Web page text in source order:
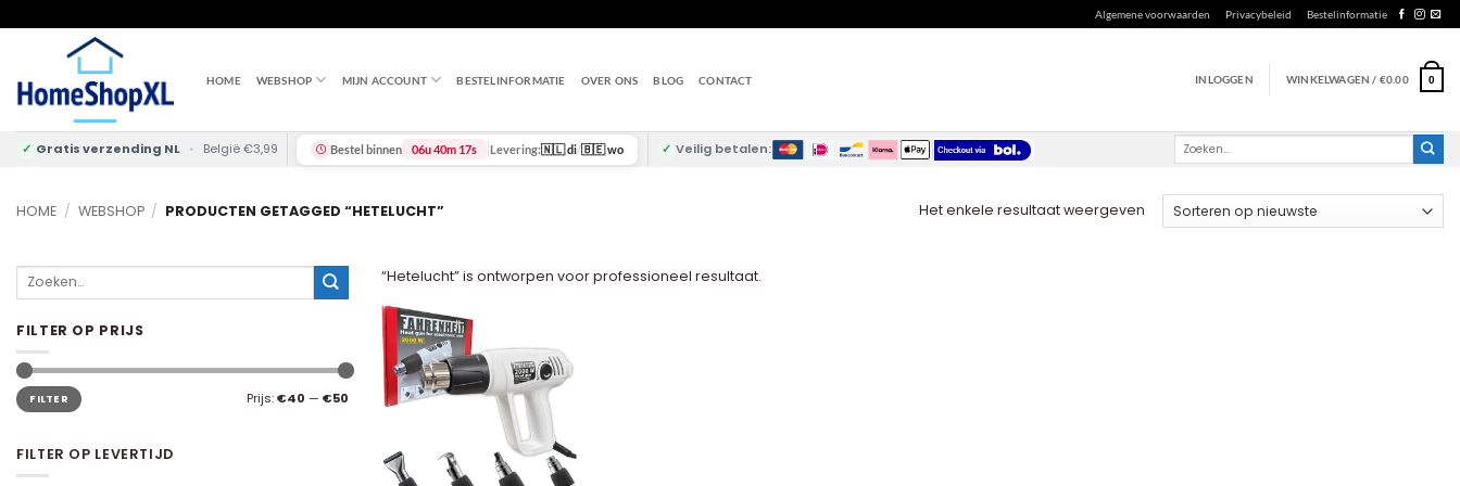
to
Algemene voorwaarden Privacybeleid Bestelinformatie
HOME WEBSHOP MIJN ACCOUNT BESTELINFORMATIE OVER ONS BLOG CONTACT INLOGGEN WINKELWAGEN / €0.00 0
✓ Gratis verzending NL • België €3,99 Bestel binnen 06u 40m 16s Levering:🇳🇱 di/🇧🇪 wo ✓ Veilig betalen:
Zoeken
HOME / WEBSHOP / PRODUCTEN GETAGGED “HETELUCHT” Het enkele resultaat weergeven
Zoeken
FILTER OP PRIJS
Min.
prijs
Max.
prijsFILTER Prijs:€40 — €50
FILTER OP LEVERTIJD
“Hetelucht” is ontworpen voor professioneel resultaat.
+